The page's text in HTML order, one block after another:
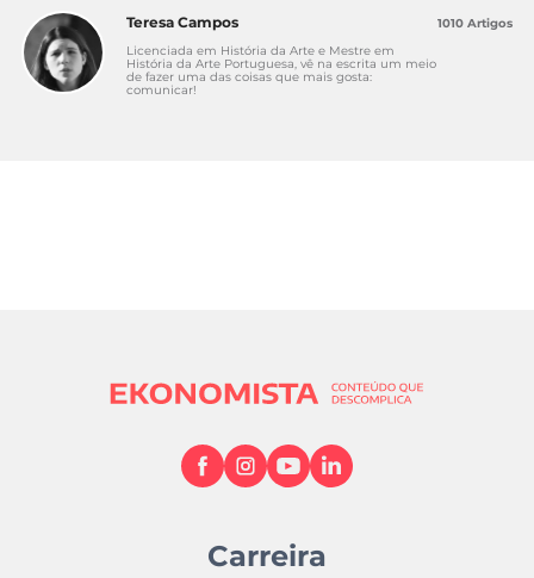
Teresa Campos
Licenciada em História da Arte e Mestre em
História da Arte Portuguesa, vê na escrita um meio
de fazer uma das coisas que mais gosta:
comunicar!
1010 Artigos
Carreira